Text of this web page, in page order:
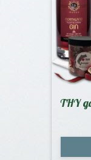
THY